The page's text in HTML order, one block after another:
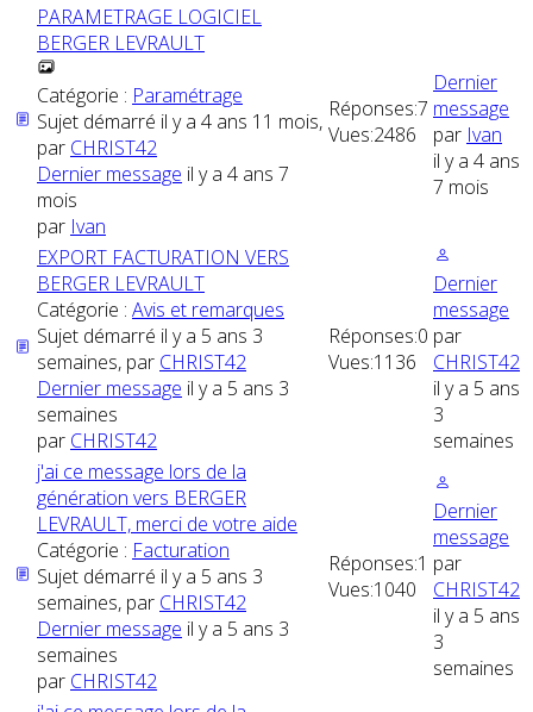
PARAMETRAGE LOGICIEL
BERGER LEVRAULT
Catégorie : Paramétrage
Sujet démarré il y a 4 ans 11 mois,
par CHRIST42
Dernier message il y a 4 ans 7
mois
par Ivan
Réponses:7
Vues:2486
Dernier
message
par Ivan
il y a 4 ans
7 mois
EXPORT FACTURATION VERS
BERGER LEVRAULT
Catégorie : Avis et remarques
Sujet démarré il y a 5 ans 3
semaines, par CHRIST42
Dernier message il y a 5 ans 3
semaines
par CHRIST42
Réponses:0
Vues:1136
Dernier
message
par
CHRIST42
il y a 5 ans
3
semaines
j'ai ce message lors de la
génération vers BERGER
LEVRAULT, merci de votre aide
Catégorie : Facturation
Sujet démarré il y a 5 ans 3
semaines, par CHRIST42
Dernier message il y a 5 ans 3
semaines
par CHRIST42
Réponses:1
Vues:1040
Dernier
message
par
CHRIST42
il y a 5 ans
3
semaines